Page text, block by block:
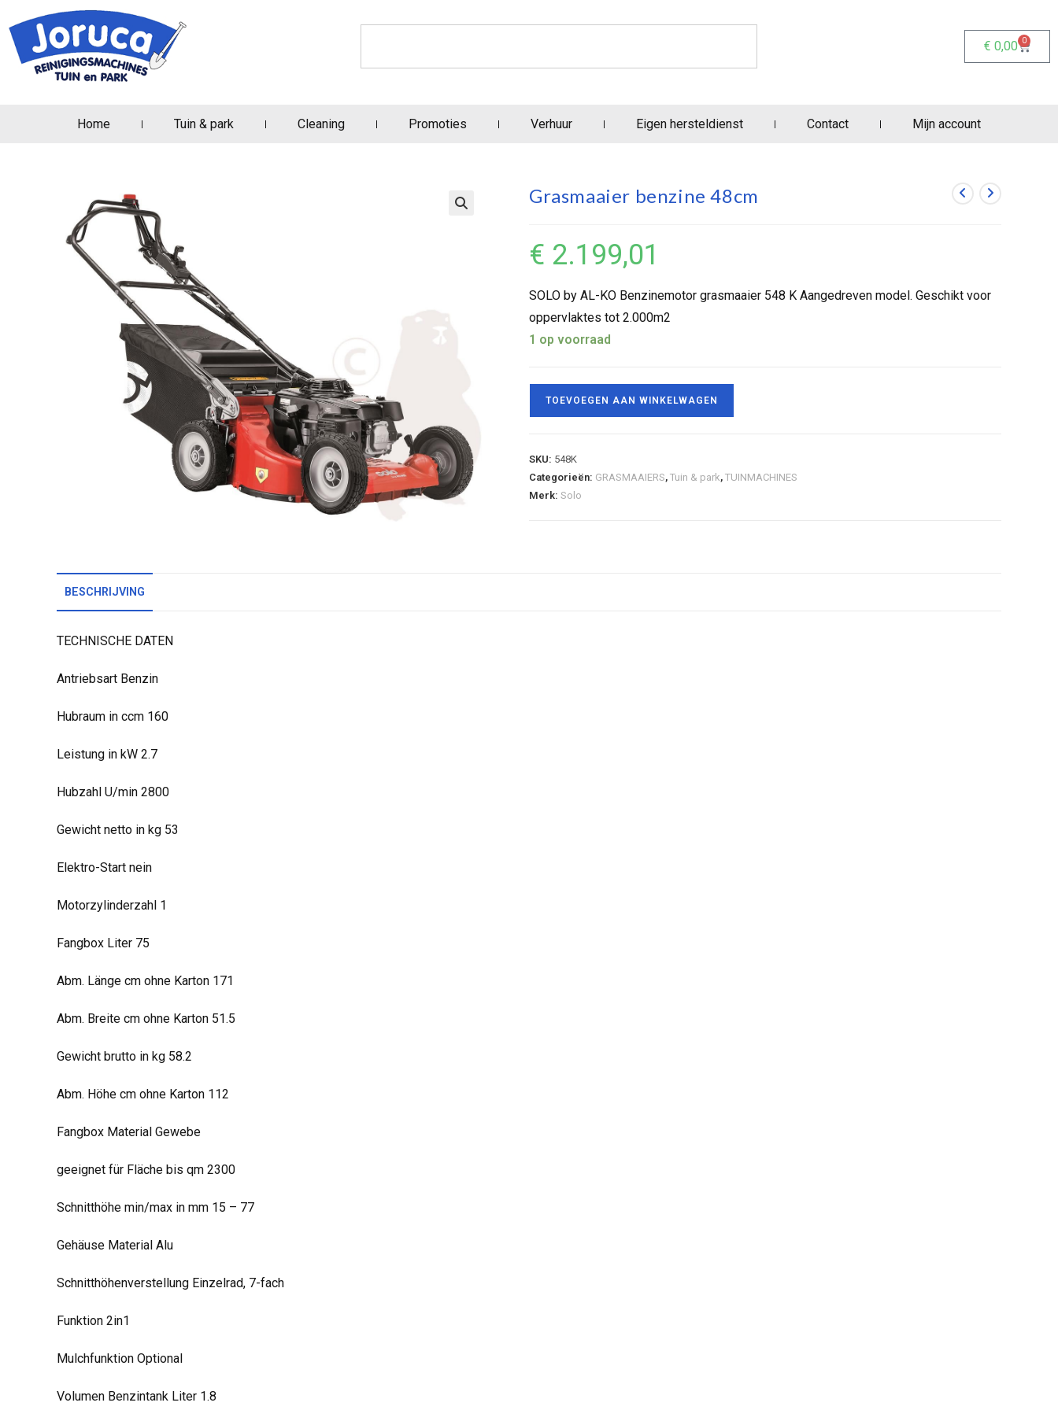
€ 0,00 0
Home Tuin & park Cleaning Promoties Verhuur Eigen hersteldienst Contact Mijn account
Grasmaaier benzine 48cm
€ 2.199,01
SOLO by AL-KO Benzinemotor grasmaaier 548 K Aangedreven model. Geschikt voor
oppervlaktes tot 2.000m2
1 op voorraad
TOEVOEGEN AAN WINKELWAGEN
SKU: 548K
Categorieën: GRASMAAIERS, Tuin & park, TUINMACHINES
Merk: Solo
BESCHRIJVING
TECHNISCHE DATEN
Antriebsart Benzin
Hubraum in ccm 160
Leistung in kW 2.7
Hubzahl U/min 2800
Gewicht netto in kg 53
Elektro-Start nein
Motorzylinderzahl 1
Fangbox Liter 75
Abm. Länge cm ohne Karton 171
Abm. Breite cm ohne Karton 51.5
Gewicht brutto in kg 58.2
Abm. Höhe cm ohne Karton 112
Fangbox Material Gewebe
geeignet für Fläche bis qm 2300
Schnitthöhe min/max in mm 15 – 77
Gehäuse Material Alu
Schnitthöhenverstellung Einzelrad, 7-fach
Funktion 2in1
Mulchfunktion Optional
Volumen Benzintank Liter 1.8